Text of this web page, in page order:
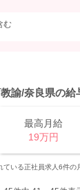
む
諭/奈良県の給
最高月給
19万円
いる正社員求人6件の